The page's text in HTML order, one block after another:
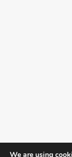
We are using